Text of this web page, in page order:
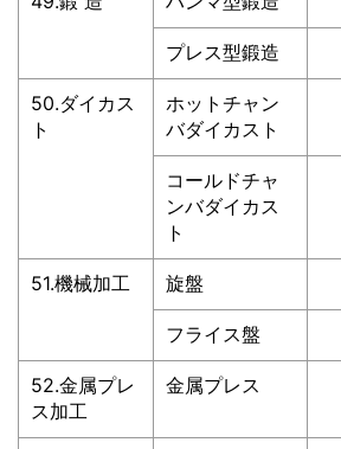
プレス型鍛造
50.ダイカス
ト
ホットチャン
バダイカスト
コールドチャ
ンバダイカス
ト
51.機械加工 旋盤
フライス盤
52.金属プレ
ス加工
金属プレス